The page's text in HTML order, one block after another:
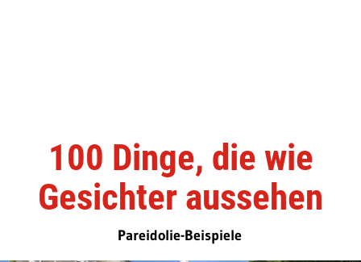
100 Dinge, die wie
Gesichter aussehen
Pareidolie-Beispiele